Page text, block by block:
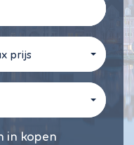
prijs
in kopen